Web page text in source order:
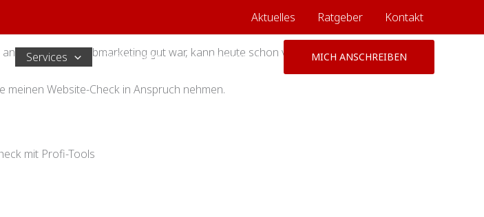
Aktuelles Ratgeber Kontakt
Services Referenzen Über mich MICH ANSCHREIBEN
Design und Webmarketing gut war, kann heute schon veraltet sein.
meinen Website-Check in Anspruch nehmen.
mit Profi-Tools